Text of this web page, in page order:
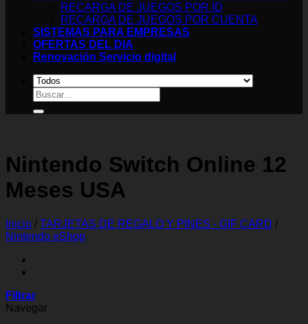
RECARGA DE JUEGOS POR ID
RECARGA DE JUEGOS POR CUENTA
SISTEMAS PARA EMPRESAS
OFERTAS DEL DIA
Renovación Servicio digital
Buscar
por:
Nintendo Switch Online 12
Meses USA
Inicio / TARJETAS DE REGALO Y PINES - GIF CARD /
Nintendo eShop
Filtrar
Navegar